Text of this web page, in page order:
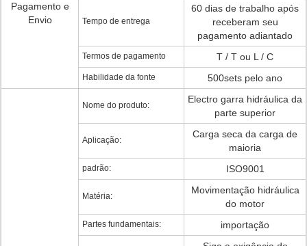
Pagamento e
Envio
Tempo de entrega
60 dias de trabalho após
receberam seu
pagamento adiantado
Termos de pagamento T / T ou L / C
Habilidade da fonte 500sets pelo ano
Nome do produto:
Electro garra hidráulica da
parte superior
Aplicação:
Carga seca da carga de
maioria
padrão: ISO9001
Matéria:
Movimentação hidráulica
do motor
Partes fundamentais: importação